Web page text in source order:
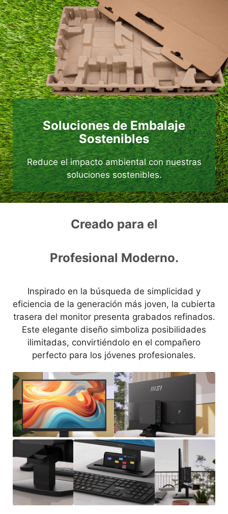
Soluciones de Embalaje
Sostenibles
Reduce el impacto ambiental con nuestras
soluciones sostenibles.
Creado para el
Profesional Moderno.
Inspirado en la búsqueda de simplicidad y
eficiencia de la generación más joven, la cubierta
trasera del monitor presenta grabados refinados.
Este elegante diseño simboliza posibilidades
ilimitadas, convirtiéndolo en el compañero
perfecto para los jóvenes profesionales.